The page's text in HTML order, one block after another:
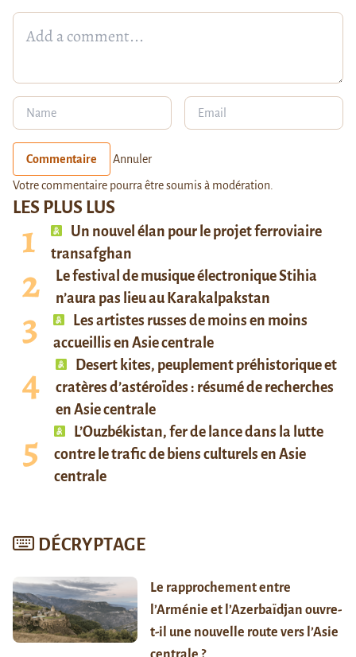
LES PLUS LUS
Un nouvel élan pour le projet ferroviaire
transafghan
Le festival de musique électronique Stihia
n’aura pas lieu au Karakalpakstan
Les artistes russes de moins en moins
accueillis en Asie centrale
Desert kites, peuplement préhistorique et
cratères d’astéroïdes : résumé de recherches
en Asie centrale
L’Ouzbékistan, fer de lance dans la lutte
contre le trafic de biens culturels en Asie
centrale
DÉCRYPTAGE
Le rapprochement entre
l’Arménie et l’Azerbaïdjan ouvre-
t-il une nouvelle route vers l’Asie
Commentaire Annuler
Votre commentaire pourra être soumis à modération.